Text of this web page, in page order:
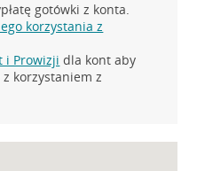
gotówki z konta.
korzystania z
i Prowizji dla kont aby
korzystaniem z